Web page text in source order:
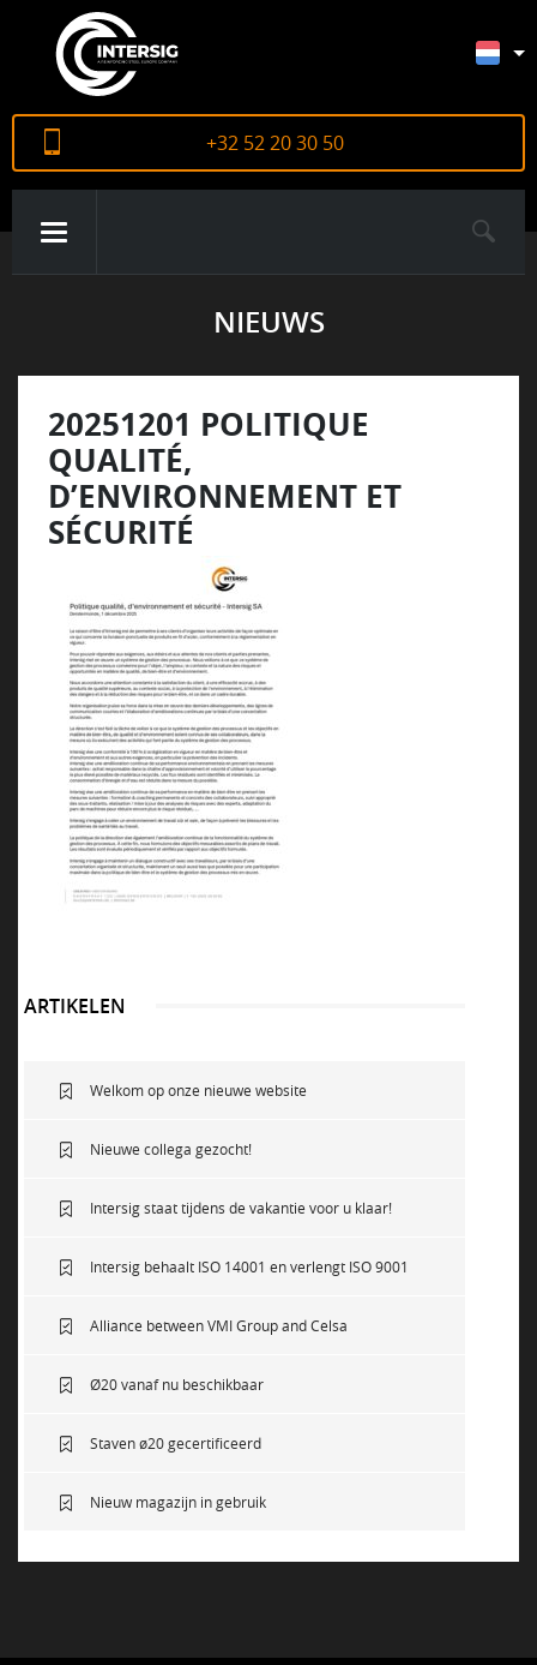
+32 52 20 30 50
CERTIFICATEN
VACATURES
DUURZAAM
CONTACT
NIEUWS
ARTIKELEN
Welkom op onze nieuwe website
Nieuwe collega gezocht!
Intersig staat tijdens de vakantie voor u klaar!
Intersig behaalt ISO 14001 en verlengt ISO 9001
Alliance between VMI Group and Celsa
Ø20 vanaf nu beschikbaar
Staven ø20 gecertificeerd
Nieuw magazijn in gebruik
20251201 POLITIQUE
QUALITÉ,
D’ENVIRONNEMENT ET
SÉCURITÉ